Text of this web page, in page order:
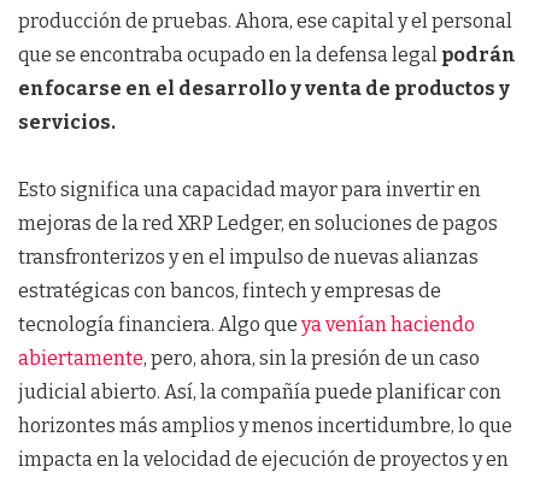
producción de pruebas. Ahora, ese capital y el personal
que se encontraba ocupado en la defensa legal podrán
enfocarse en el desarrollo y venta de productos y
servicios.
Esto significa una capacidad mayor para invertir en
mejoras de la red XRP Ledger, en soluciones de pagos
transfronterizos y en el impulso de nuevas alianzas
estratégicas con bancos, fintech y empresas de
tecnología financiera. Algo que ya venían haciendo
abiertamente, pero, ahora, sin la presión de un caso
judicial abierto. Así, la compañía puede planificar con
horizontes más amplios y menos incertidumbre, lo que
impacta en la velocidad de ejecución de proyectos y en